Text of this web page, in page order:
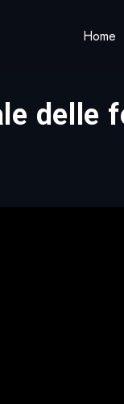
Home
delle